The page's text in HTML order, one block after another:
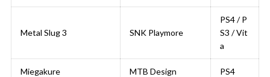
Metal Slug 3 SNK Playmore
PS4 / P
S3 / Vit
a
Miegakure MTB Design PS4